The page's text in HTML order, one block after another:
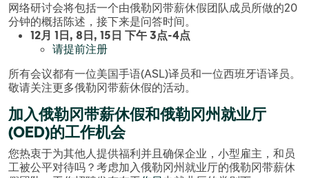
网络研讨会将包括一个由俄勒冈带薪休假团队成员所做的20
分钟的概括陈述，接下来是问答时间。
12月 1日, 8日, 15日 下午 3点-4点
请提前注册
所有会议都有一位美国手语(ASL)译员和一位西班牙语译员。
敬请关注更多俄勒冈带薪休假的活动。
加入俄勒冈带薪休假和俄勒冈州就业厅
(OED)的工作机会
您热衷于为其他人提供福利并且确保企业，小型雇主，和员
工被公平对待吗？考虑加入俄勒冈州就业厅的俄勒冈带薪休